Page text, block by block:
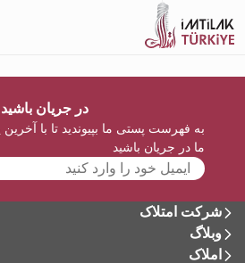
در جریان باشید
به فهرست پستی ما بپیوندید تا با آخرین
ما در جریان باشید
شرکت امتلاک
وبلاگ
املاک